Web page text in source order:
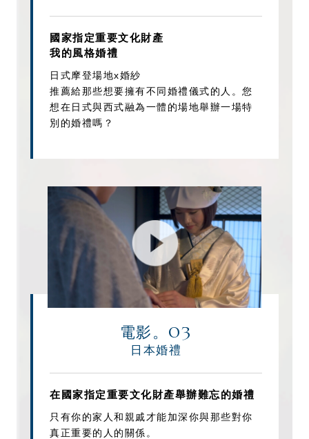
國家指定重要文化財產
我的風格婚禮
日式摩登場地x婚紗
推薦給那些想要擁有不同婚禮儀式的人。您
想在日式與西式融為一體的場地舉辦一場特
別的婚禮嗎？
電影。 03
日本婚禮
在國家指定重要文化財產舉辦難忘的婚禮
只有你的家人和親戚才能加深你與那些對你
真正重要的人的關係。